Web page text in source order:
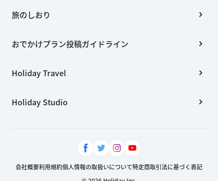
旅のしおり
おでかけプラン投稿ガイドライン
Holiday Travel
Holiday Studio
会社概要利用規約個人情報の取扱いについて特定商取引法に基づく表記